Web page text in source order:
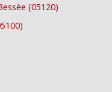
(05120)